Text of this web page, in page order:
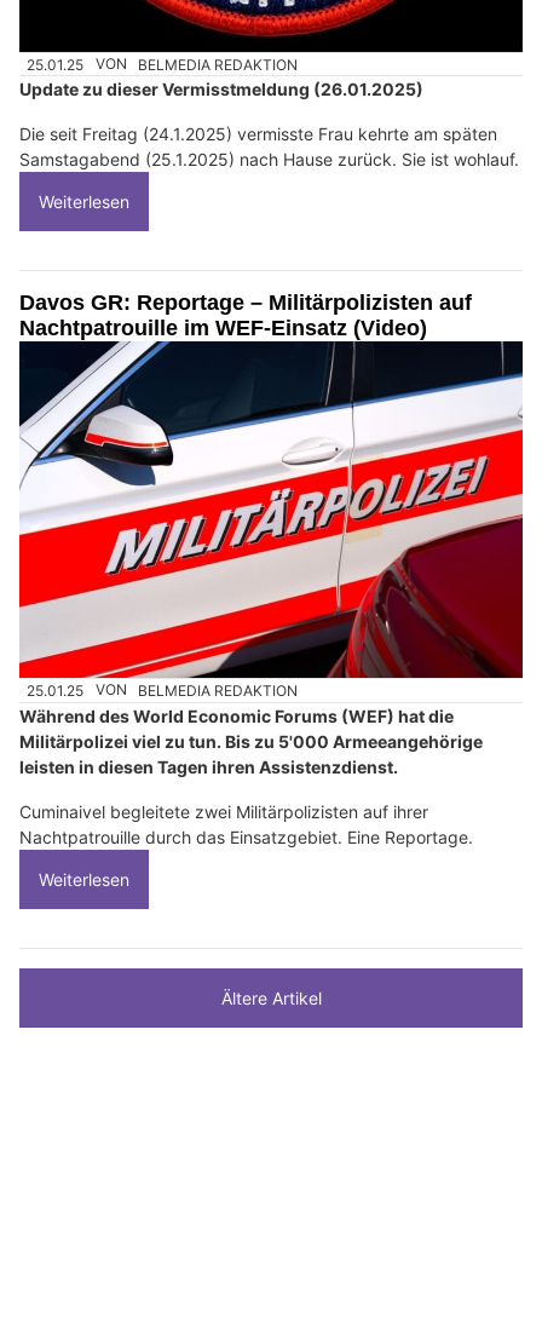
25.01.25 VON BELMEDIA REDAKTION
Update zu dieser Vermisstmeldung (26.01.2025)
Die seit Freitag (24.1.2025) vermisste Frau kehrte am späten
Samstagabend (25.1.2025) nach Hause zurück. Sie ist wohlauf.
Weiterlesen
Davos GR: Reportage – Militärpolizisten auf
Nachtpatrouille im WEF-Einsatz (Video)
25.01.25 VON BELMEDIA REDAKTION
Während des World Economic Forums (WEF) hat die
Militärpolizei viel zu tun. Bis zu 5'000 Armeeangehörige
leisten in diesen Tagen ihren Assistenzdienst.
Cuminaivel begleitete zwei Militärpolizisten auf ihrer
Nachtpatrouille durch das Einsatzgebiet. Eine Reportage.
Weiterlesen
Ältere Artikel